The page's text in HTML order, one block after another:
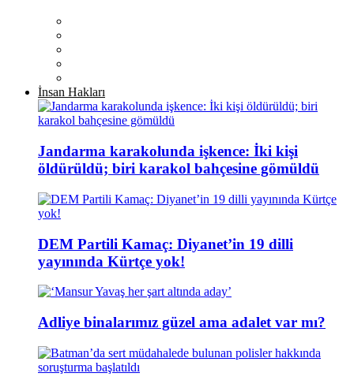
İnsan Hakları
Jandarma karakolunda işkence: İki kişi
öldürüldü; biri karakol bahçesine gömüldü
DEM Partili Kamaç: Diyanet’in 19 dilli
yayınında Kürtçe yok!
Adliye binalarımız güzel ama adalet var mı?